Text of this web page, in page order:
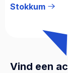
Stokkum
Vind een